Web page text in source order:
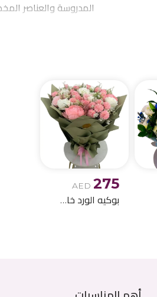
المدروسة والعناصر
AED 275
بوكيه الورد خاص اصطناعي